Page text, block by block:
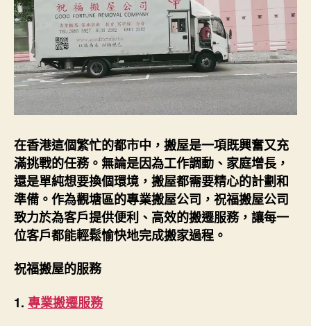
在香港這個繁忙的都市中，搬屋是一項既興奮又充
滿挑戰的任務。無論是因為工作調動、家庭增長，
還是單純想要換個環境，搬屋都需要精心的計劃和
準備。作為觀塘區的專業搬屋公司，祝福搬屋公司
致力於為客戶提供便利、高效的搬遷服務，讓每一
位客戶都能輕鬆愉快地完成搬家過程。
祝福搬屋的服務
1. 專業搬遷服務